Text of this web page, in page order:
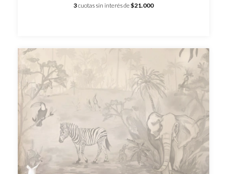
3cuotas sin interés de$21.000